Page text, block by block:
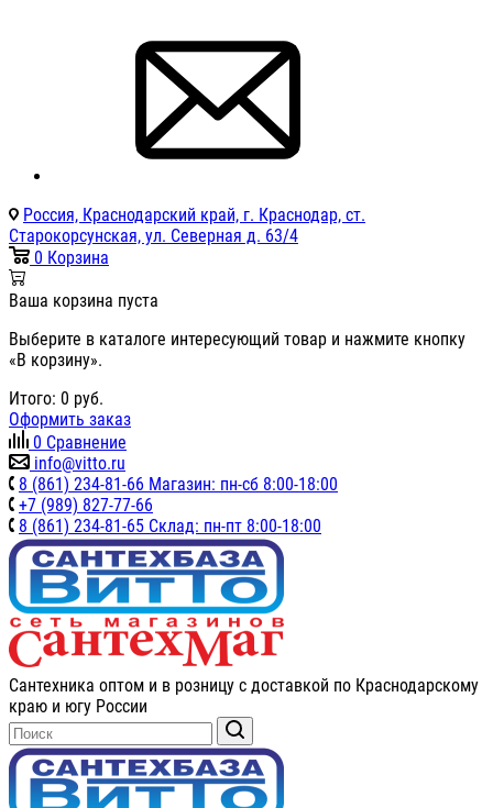
Россия, Краснодарский край, г. Краснодар, ст.
Старокорсунская, ул. Северная д. 63/4
0 Корзина
Ваша корзина пуста
Выберите в каталоге интересующий товар и нажмите кнопку
«В корзину».
Итого: 0 руб.
Оформить заказ
0 Сравнение
info@vitto.ru
8 (861) 234-81-66 Магазин: пн-сб 8:00-18:00
+7 (989) 827-77-66
8 (861) 234-81-65 Склад: пн-пт 8:00-18:00
Сантехника оптом и в розницу с доставкой по Краснодарскому
краю и югу России